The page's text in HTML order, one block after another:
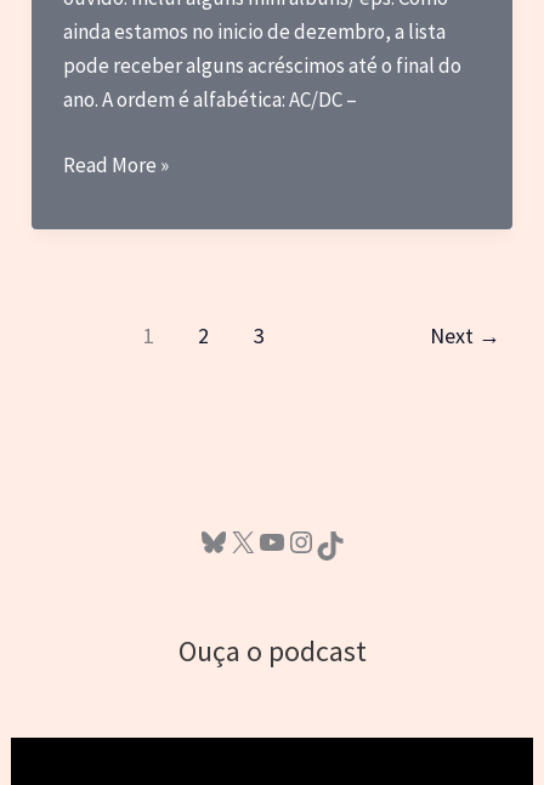
Bluesky X Youtube InstagramTikTok
Ouça o podcast
ainda estamos no inicio de dezembro, a lista
pode receber alguns acréscimos até o final do
ano. A ordem é alfabética: AC/DC –
Álbuns
de
Read More »
1 2 3 Next →